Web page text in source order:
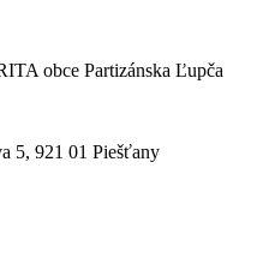
obce Partizánska Ľupča
5, 921 01 Piešťany